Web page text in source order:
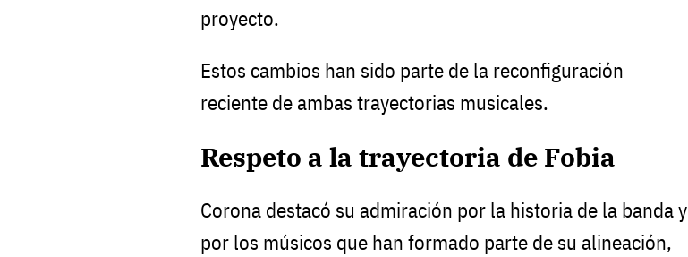
proyecto.
Estos cambios han sido parte de la reconfiguración
reciente de ambas trayectorias musicales.
Respeto a la trayectoria de Fobia
Corona destacó su admiración por la historia de la banda y
por los músicos que han formado parte de su alineación,